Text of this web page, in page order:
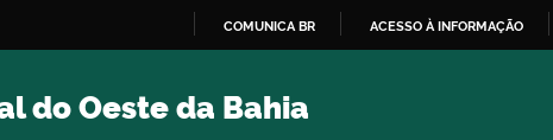
O
COMUNICA BR ACESSO À INFORMAÇÃO
do Oeste da Bahia